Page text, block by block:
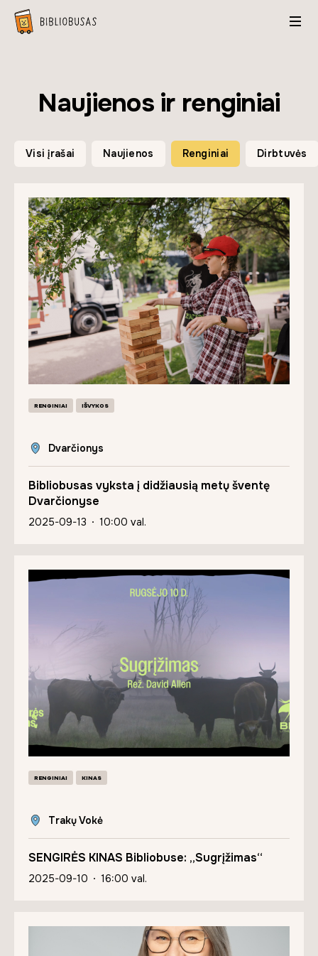
Naujienos ir renginiai
Visi įrašai Naujienos Renginiai Dirbtuvės
RENGINIAI IŠVYKOS
Bibliobusas vyksta į didžiausią metų šventę
Dvarčionyse
2025-09-13 10:00 val.
Dvarčionys
RENGINIAI KINAS
SENGIRĖS KINAS Bibliobuse: „Sugrįžimas“
2025-09-10 16:00 val.
Trakų Vokė